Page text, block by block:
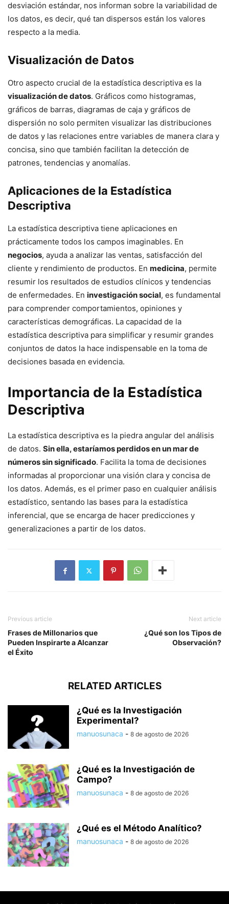
desviación estándar, nos informan sobre la variabilidad de
los datos, es decir, qué tan dispersos están los valores
respecto a la media.
Visualización de Datos
Otro aspecto crucial de la estadística descriptiva es la
visualización de datos. Gráficos como histogramas,
gráficos de barras, diagramas de caja y gráficos de
dispersión no solo permiten visualizar las distribuciones
de datos y las relaciones entre variables de manera clara y
concisa, sino que también facilitan la detección de
patrones, tendencias y anomalías.
Aplicaciones de la Estadística
Descriptiva
La estadística descriptiva tiene aplicaciones en
prácticamente todos los campos imaginables. En
negocios, ayuda a analizar las ventas, satisfacción del
cliente y rendimiento de productos. En medicina, permite
resumir los resultados de estudios clínicos y tendencias
de enfermedades. En investigación social, es fundamental
para comprender comportamientos, opiniones y
características demográficas. La capacidad de la
estadística descriptiva para simplificar y resumir grandes
conjuntos de datos la hace indispensable en la toma de
decisiones basada en evidencia.
Importancia de la Estadística
Descriptiva
La estadística descriptiva es la piedra angular del análisis
de datos. Sin ella, estaríamos perdidos en un mar de
números sin significado. Facilita la toma de decisiones
informadas al proporcionar una visión clara y concisa de
los datos. Además, es el primer paso en cualquier análisis
estadístico, sentando las bases para la estadística
inferencial, que se encarga de hacer predicciones y
generalizaciones a partir de los datos.
Previous article
Frases de Millonarios que
Pueden Inspirarte a Alcanzar
el Éxito
Next article
¿Qué son los Tipos de
Observación?
RELATED ARTICLES
¿Qué es la Investigación
Experimental?
manuosunaca - 8 de agosto de 2026
¿Qué es la Investigación de
Campo?
manuosunaca - 8 de agosto de 2026
¿Qué es el Método Analítico?
manuosunaca - 8 de agosto de 2026